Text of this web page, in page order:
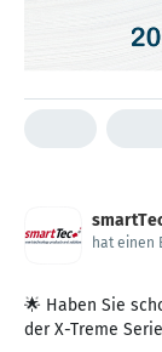
hat einen
🌟 Haben Sie
der X-Treme